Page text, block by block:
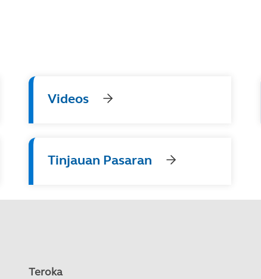
Videos
Tinjauan Pasaran
Teroka